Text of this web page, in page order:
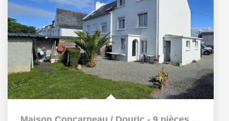
Réalisation